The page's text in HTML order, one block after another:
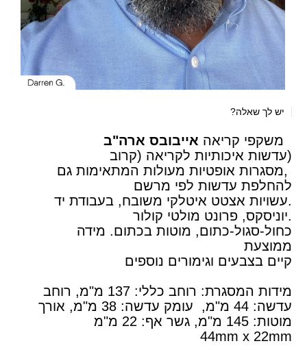
יש לך שאלה?
משקפי קריאה אייבובס ארה"ב
(עדשות איכותיות לקריאה (קרוב
,מסגרות אופטיות מעולות המתאימות גם
להחלפת עדשות לפי מרשם
.עשויות אצטט איטלקי משובח, בעבודת יד
.יוניסקס, פרונט מולטי קולור
כחול-סגול-כתום, מוטות בכתום. מידה
ממוצעת
קיים בצבעים וגימורים נוספים
מידות המסגרת: רוחב כללי: 137 מ"מ, רוחב
עדשה: 44 מ"מ, עומק עדשה: 38 מ"מ, אורך
מוטות: 145 מ"מ, גשר אף: 22 מ"מ
44mm x 22mm